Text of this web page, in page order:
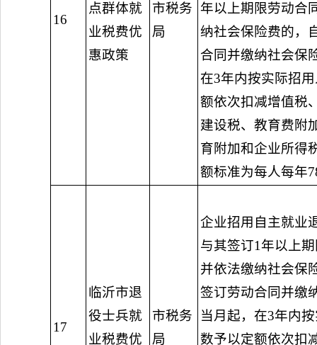
16
点群体就
业税费优
惠政策
市税务
局
年以上期限劳动合
纳社会保险费的，
合同并缴纳社会保
在3年内按实际招
额依次扣减增值税
建设税、教育费附
育附加和企业所得
额标准为每人每年
17
临沂市退
役士兵就
业税费优
市税务
局
企业招用自主就业
与其签订1年以上
并依法缴纳社会保
签订劳动合同并缴
当月起，在3年内
数予以定额依次扣